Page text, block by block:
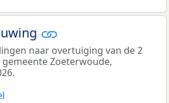
naar overtuiging van de 2
Zoeterwoude,